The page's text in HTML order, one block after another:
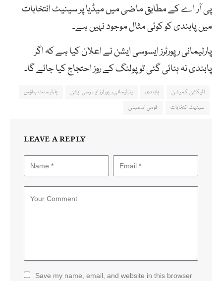
پی آر اے کے مطابق ماضی میں میڈیا پر سینیٹ انتخابات
میں پابندی کو کوئی مثال موجود نہیں ہے۔
پارلیمانی رپورٹرز ایسوسی ایشن نے اعلان کیا ہے کہ اگر
پابندی نہ ہٹائی گئی تو پولنگ کے روز احتجاج کیا جائے گا۔
الیکشن کمیشن پابندی پارلیمانی رپورٹرز ایسوسی ایشن
پارلیمنٹ ہاؤس
سینیٹ انتخابات
قومی اسمبلی
LEAVE A REPLY
Save my name, email, and website in this browser